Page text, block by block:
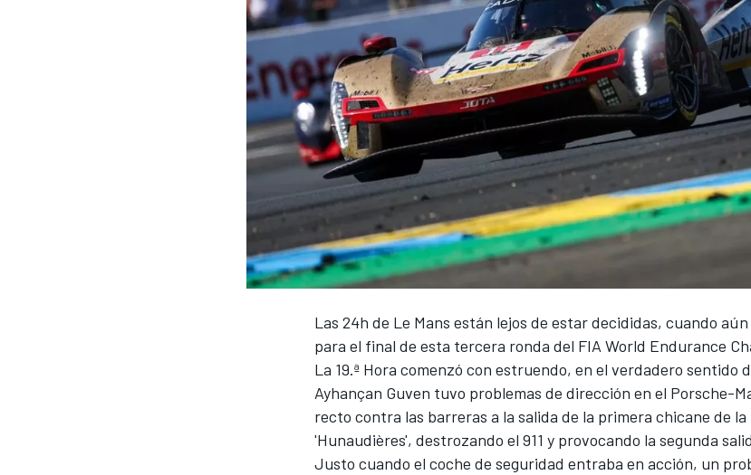
Las 24h de Le Mans están lejos de estar decididas, cuando
para el final de esta tercera ronda del FIA World Endurance
La 19.ª Hora comenzó con estruendo, en el verdadero sentido
Ayhançan Guven tuvo problemas de dirección en el Porsche-
recto contra las barreras a la salida de la primera chicane de
'Hunaudières', destrozando el 911 y provocando la segunda
Justo cuando el coche de seguridad entraba en acción, un